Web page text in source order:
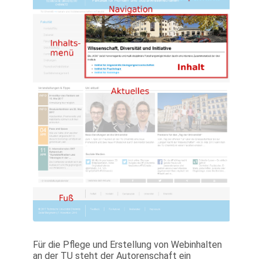
Für die Pflege und Erstellung von Webinhalten
an der TU steht der Autorenschaft ein